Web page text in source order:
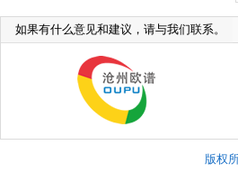
如果有什么意见和建议，请与我们联系。
版权